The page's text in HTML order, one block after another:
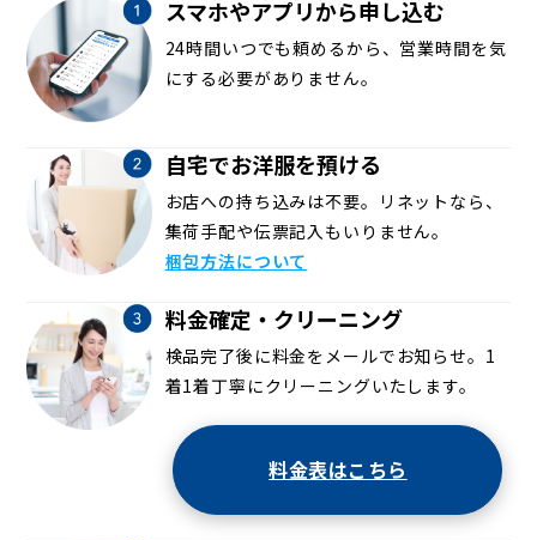
スマホやアプリから申し込む
24時間いつでも頼めるから、営業時間を気
にする必要がありません。
自宅でお洋服を預ける
お店への持ち込みは不要。リネットなら、
集荷手配や伝票記入もいりません。
梱包方法について
料金確定・クリーニング
検品完了後に料金をメールでお知らせ。1
着1着丁寧にクリーニングいたします。
料金表はこちら